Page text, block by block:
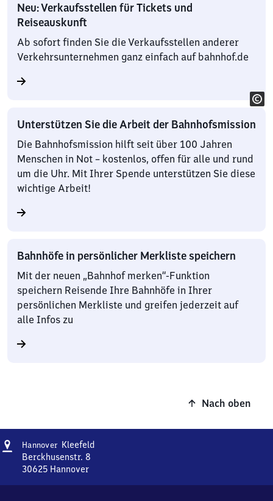
Neu: Verkaufsstellen für Tickets und
Reiseauskunft
Ab sofort finden Sie die Verkaufsstellen anderer
Verkehrsunternehmen ganz einfach auf bahnhof.de
Unterstützen Sie die Arbeit der Bahnhofsmission
Die Bahnhofsmission hilft seit über 100 Jahren
Menschen in Not – kostenlos, offen für alle und rund
um die Uhr. Mit Ihrer Spende unterstützen Sie diese
wichtige Arbeit!
Bahnhöfe in persönlicher Merkliste speichern
Mit der neuen „Bahnhof merken“-Funktion
speichern Reisende Ihre Bahnhöfe in Ihrer
persönlichen Merkliste und greifen jederzeit auf
alle Infos zu
Nach oben
Adresse
Hannover KleefeldHannover-
Berckhusenstr. 8
30625 Hannover